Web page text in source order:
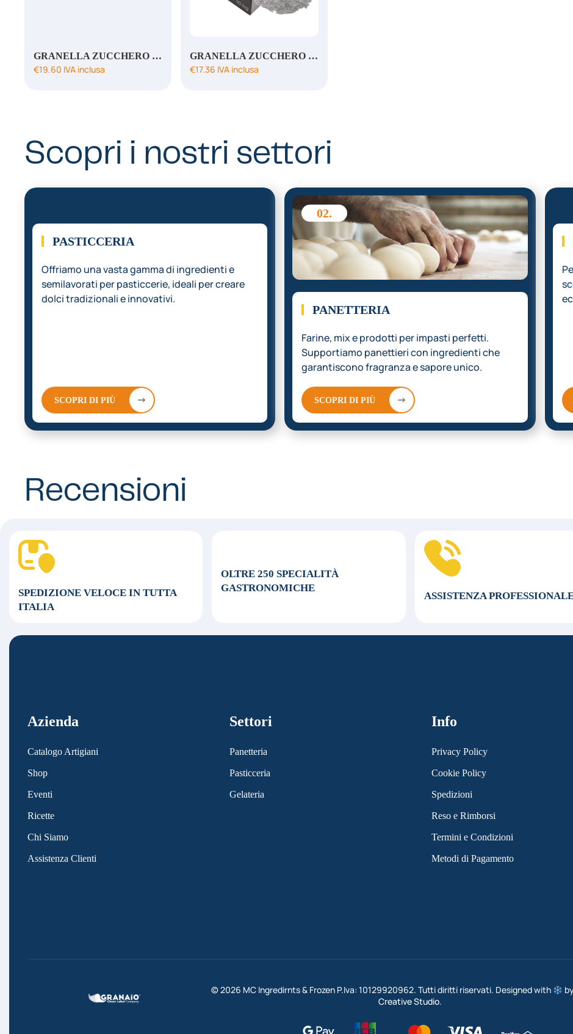
GRANELLA ZUCCHERO PICC.FOOD SERV.
€19.60 IVA inclusa
GRANELLA ZUCCHERO MEDIA FOOD SERV.
€17.36 IVA inclusa
Scopri i nostri settori
PASTICCERIA
Offriamo una vasta gamma di ingredienti e
semilavorati per pasticcerie, ideali per creare
dolci tradizionali e innovativi.
SCOPRI DI PIÙ
02.
PANETTERIA
Farine, mix e prodotti per impasti perfetti.
Supportiamo panettieri con ingredienti che
garantiscono fragranza e sapore unico.
SCOPRI DI PIÙ
Recensioni
SPEDIZIONE VELOCE IN TUTTA
ITALIA
OLTRE 250 SPECIALITÀ
GASTRONOMICHE
ASSISTENZA
Azienda
Catalogo Artigiani
Shop
Eventi
Ricette
Chi Siamo
Assistenza Clienti
Settori
Panetteria
Pasticceria
Gelateria
Info
Privacy Policy
Cookie Policy
Spedizioni
Reso e Rimborsi
Termini e Condizioni
Metodi di Pagamento
©2026 MC Ingredirnts & Frozen P.Iva: 10129920962. Tutti diritti riservati. Designed with
Creative Studio.